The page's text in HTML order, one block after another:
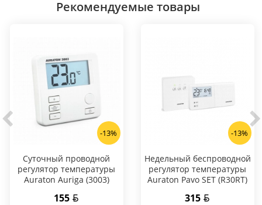
Рекомендуемые товары
-13%
Суточный проводной
регулятор температуры
Auraton Auriga (3003)
155
-13%
Hедельный беспроводной
регулятор температуры
Auraton Pavo SET (R30RT)
315